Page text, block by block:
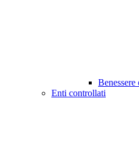
Enti controllati